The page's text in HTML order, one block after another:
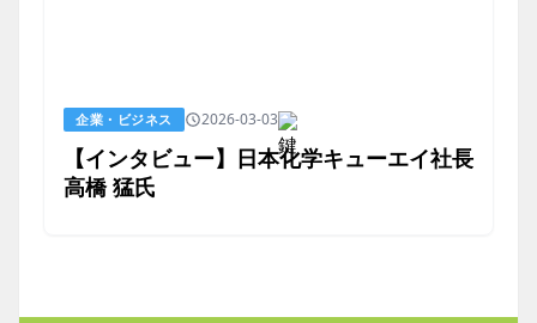
企業・ビジネス 2026-03-03
【インタビュー】日本化学キューエイ社長
高橋 猛氏